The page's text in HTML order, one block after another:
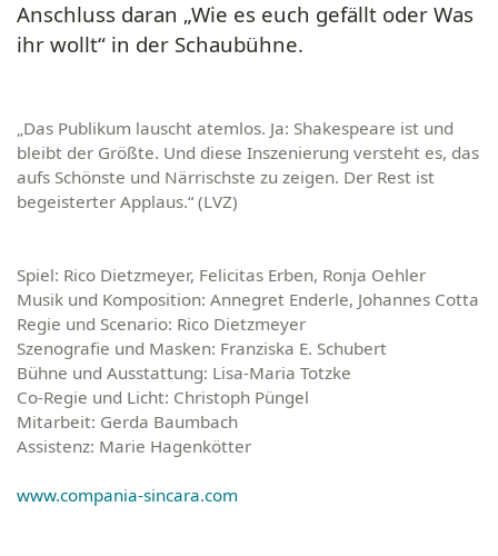
Anschluss daran „Wie es euch gefällt oder Was
ihr wollt“ in der Schaubühne.
„Das Publikum lauscht atemlos. Ja: Shakespeare ist und
bleibt der Größte. Und diese Inszenierung versteht es, das
aufs Schönste und Närrischste zu zeigen. Der Rest ist
begeisterter Applaus.“ (LVZ)
Spiel: Rico Dietzmeyer, Felicitas Erben, Ronja Oehler
Musik und Komposition: Annegret Enderle, Johannes Cotta
Regie und Scenario: Rico Dietzmeyer
Szenografie und Masken: Franziska E. Schubert
Bühne und Ausstattung: Lisa-Maria Totzke
Co-Regie und Licht: Christoph Püngel
Mitarbeit: Gerda Baumbach
Assistenz: Marie Hagenkötter
www.compania-sincara.com